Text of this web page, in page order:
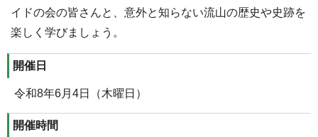
イドの会の皆さんと、意外と知らない流山の歴史や史跡を
楽しく学びましょう。
開催日
令和8年6月4日（木曜日）
開催時間